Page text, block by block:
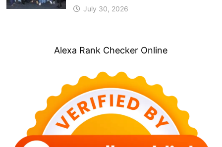
July 30, 2026
Alexa Rank Checker Online